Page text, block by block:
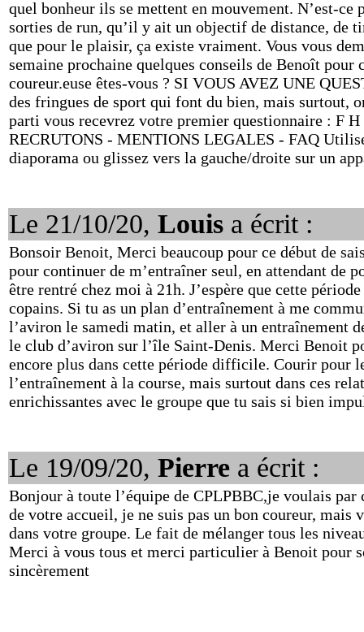
quel bonheur ils se mettent en mouvement. N’est-ce
sorties de run, qu’il y ait un objectif de distance, de
que pour le plaisir, ça existe vraiment. Vous vous
semaine prochaine quelques conseils de Benoît
coureur.euse êtes-vous ? SI VOUS AVEZ UNE
des fringues de sport qui font du bien, mais surtout,
parti vous recevrez votre premier questionnaire : F
RECRUTONS - MENTIONS LEGALES - FAQ
diaporama ou glissez vers la gauche/droite sur un
Le 21/10/20, Louis a écrit :
Bonsoir Benoit, Merci beaucoup pour ce début de
pour continuer de m’entraîner seul, en attendant de
être rentré chez moi à 21h. J’espère que cette
copains. Si tu as un plan d’entraînement à me
l’aviron le samedi matin, et aller à un entraînement
le club d’aviron sur l’île Saint-Denis. Merci Benoit
encore plus dans cette période difficile. Courir pour
l’entraînement à la course, mais surtout dans ces
enrichissantes avec le groupe que tu sais si bien
Le 19/09/20, Pierre a écrit :
Bonjour à toute l’équipe de CPLPBBC,je voulais
de votre accueil, je ne suis pas un bon coureur, mais
dans votre groupe. Le fait de mélanger tous les
Merci à vous tous et merci particulier à Benoit pour
sincèrement